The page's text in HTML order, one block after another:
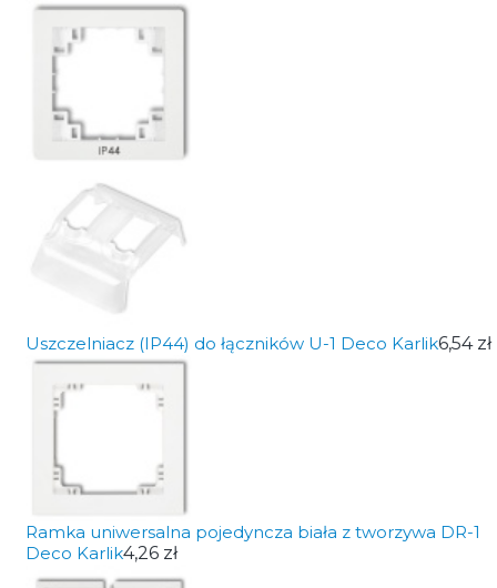
Uszczelniacz (IP44) do łączników U-1 Deco Karlik6,54 zł
Ramka uniwersalna pojedyncza biała z tworzywa DR-1
Deco Karlik4,26 zł